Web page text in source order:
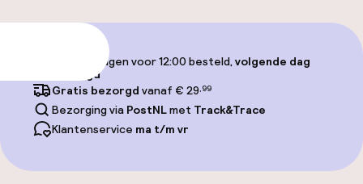
Op werkdagen voor 12:00 besteld,volgende dag
bezorgd
Gratis bezorgd vanaf € 29,99
Bezorging via PostNLmet Track&Trace
Klantenservice ma t/m vr